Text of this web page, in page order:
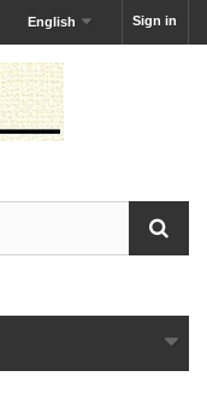
Sign in
English